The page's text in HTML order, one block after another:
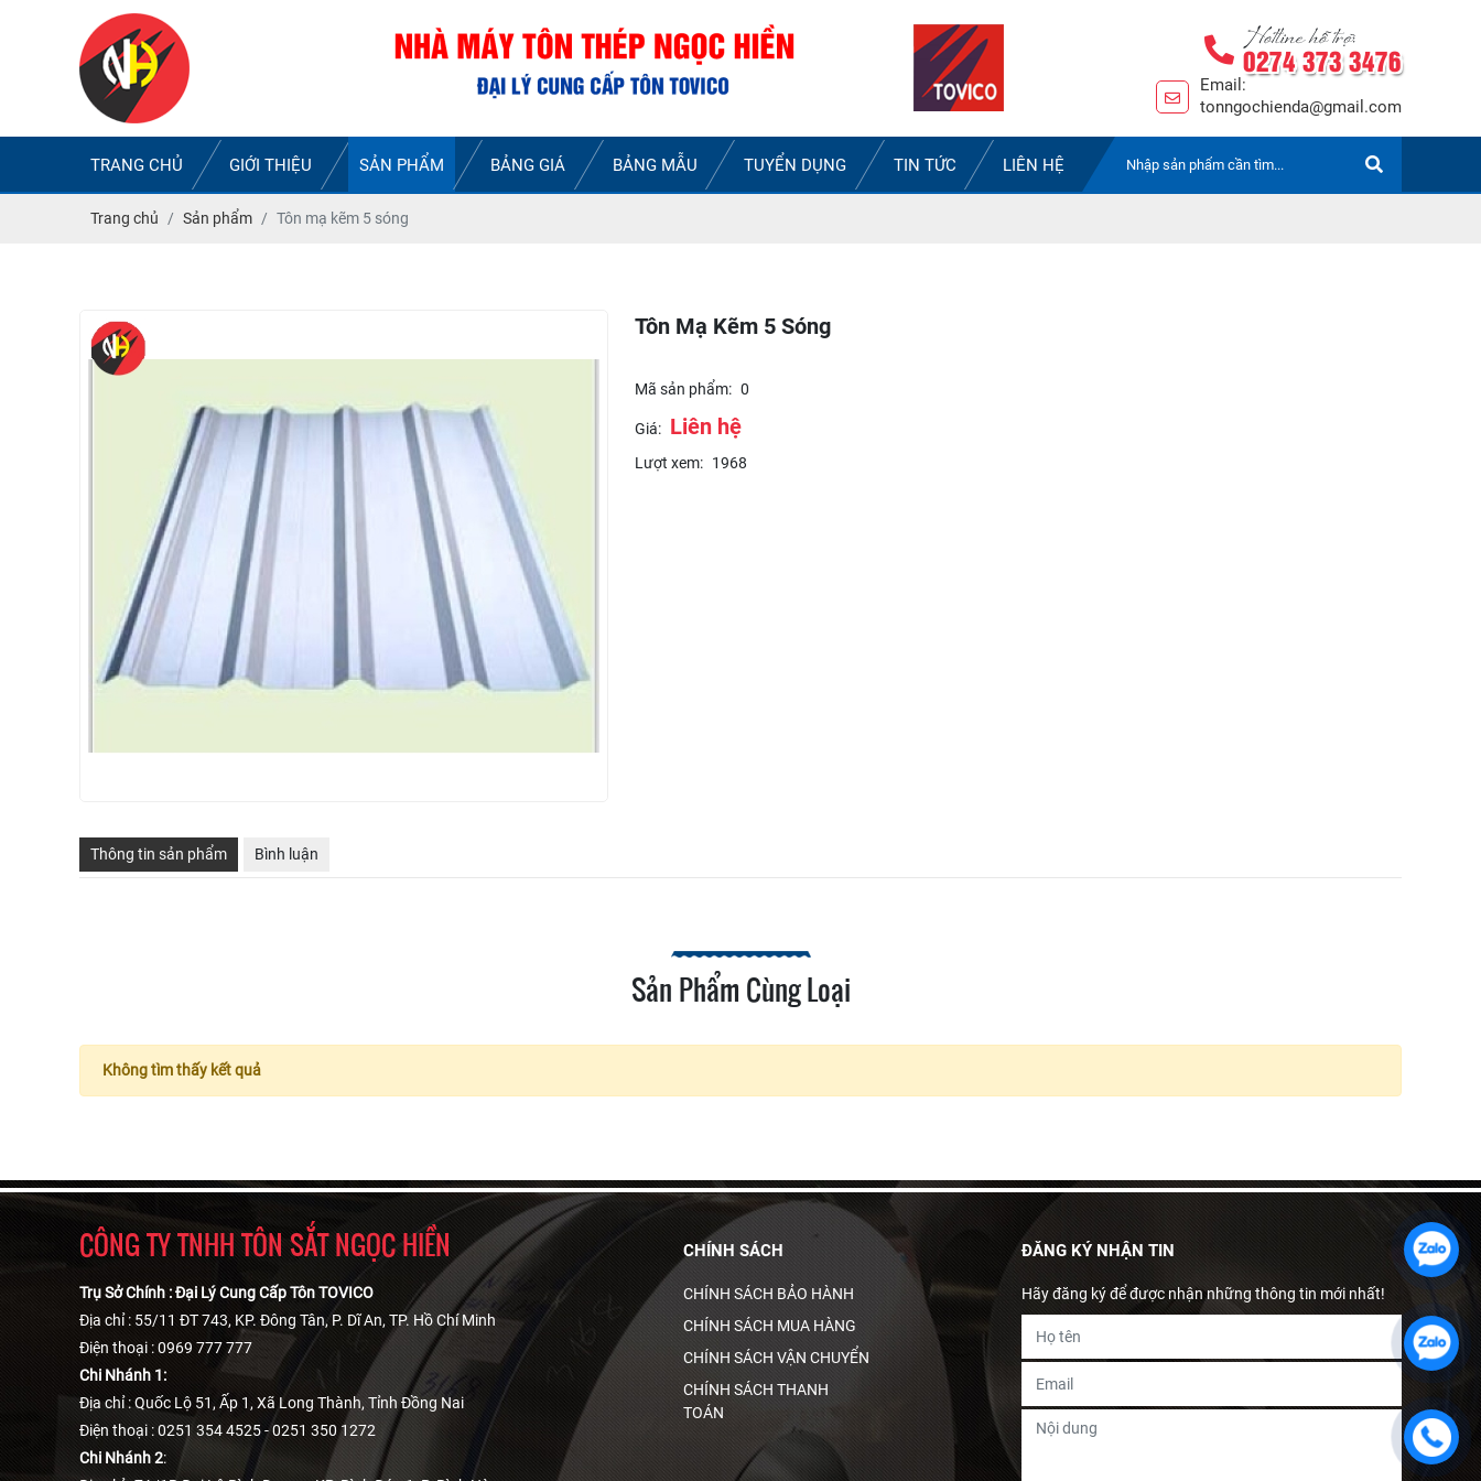
Hotline hỗ trợ:
0274 373 3476
Email:
tonngochienda@gmail.com
TRANG CHỦ GIỚI THIỆU SẢN PHẨM BẢNG GIÁ BẢNG MẪU TUYỂN DỤNG TIN TỨC LIÊN HỆ
Trang chủ Sản phẩm Tôn mạ kẽm 5 sóng
Tôn Mạ Kẽm 5 Sóng
Mã sản phẩm: 0
Giá: Liên hệ
Lượt xem: 1968
Thông tin sản phẩm Bình luận
Sản Phẩm Cùng Loại
Không tìm thấy kết quả
CÔNG TY TNHH TÔN SẮT NGỌC HIỀN
Trụ Sở Chính : Đại Lý Cung Cấp Tôn TOVICO
Địa chỉ : 55/11 ĐT 743, KP. Đông Tân, P. Dĩ An, TP. Hồ Chí Minh
Điện thoại : 0969 777 777
Chi Nhánh 1:
Địa chỉ : Quốc Lộ 51, Ấp 1, Xã Long Thành, Tỉnh Đồng Nai
Điện thoại : 0251 354 4525 - 0251 350 1272
Chi Nhánh 2:
CHÍNH SÁCH
CHÍNH SÁCH BẢO HÀNH
CHÍNH SÁCH MUA HÀNG
CHÍNH SÁCH VẬN CHUYỂN
CHÍNH SÁCH THANH
TOÁN
ĐĂNG KÝ NHẬN TIN
Hãy đăng ký để được nhận những thông tin mới nhất!